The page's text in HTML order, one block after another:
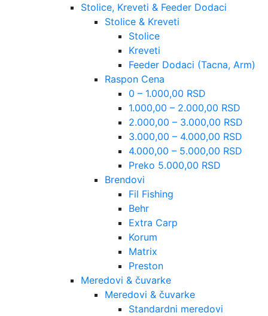
Stolice, Kreveti & Feeder Dodaci
Stolice & Kreveti
Stolice
Kreveti
Feeder Dodaci (Tacna, Arm)
Raspon Cena
0 – 1.000,00 RSD
1.000,00 – 2.000,00 RSD
2.000,00 – 3.000,00 RSD
3.000,00 – 4.000,00 RSD
4.000,00 – 5.000,00 RSD
Preko 5.000,00 RSD
Brendovi
Fil Fishing
Behr
Extra Carp
Korum
Matrix
Preston
Meredovi & čuvarke
Meredovi & čuvarke
Standardni meredovi